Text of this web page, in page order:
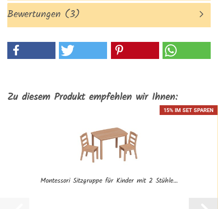
Bewertungen (3)
Zu diesem Produkt empfehlen wir Ihnen:
15% IM SET SPAREN
Montessori Sitzgruppe für Kinder mit 2 Stühle...